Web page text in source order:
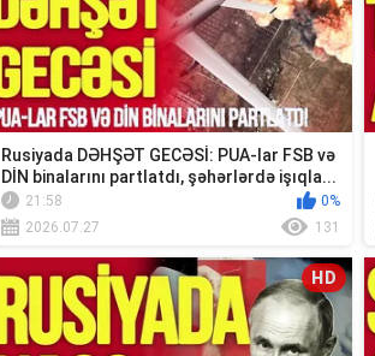
Rusiyada DƏHŞƏT GECƏSİ: PUA-lar FSB və
DİN binalarını partlatdı, şəhərlərdə işıqla...
21:58
0%
2026.07.27
131
HD